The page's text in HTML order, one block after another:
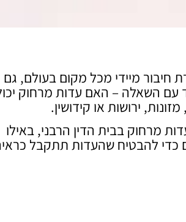
חיבור מיידי מכל מקום בעולם, גם
עם השאלה – האם עדות מרחוק
ירושות או קידושין.
מרחוק בבית הדין הרבני, באילו
כדי להבטיח שהעדות תתקבל